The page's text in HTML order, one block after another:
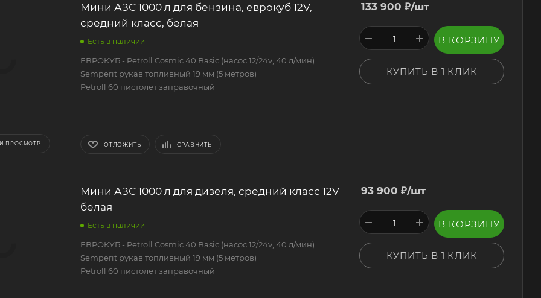
ПРОСМОТР
Мини АЗС 1000 л для бензина, еврокуб 12V,
средний класс, белая
Есть в наличии
ЕВРОКУБ - Petroll Cosmic 40 Basic (насос 12/24v, 40 л/мин)
Semperit рукав топливный 19 мм (5 метров)
Petroll 60 пистолет заправочный
ОТЛОЖИТЬ СРАВНИТЬ
133 900 ₽/шт
В КОРЗИНУ
КУПИТЬ В 1 КЛИК
Мини АЗС 1000 л для дизеля, средний класс 12V
белая
Есть в наличии
ЕВРОКУБ - Petroll Cosmic 40 Basic (насос 12/24v, 40 л/мин)
Semperit рукав топливный 19 мм (5 метров)
Petroll 60 пистолет заправочный
93 900 ₽/шт
В КОРЗИНУ
КУПИТЬ В 1 КЛИК